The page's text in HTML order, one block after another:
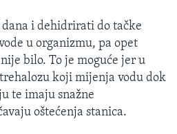
i dehidrirati do tačke
u organizmu, pa opet
bilo. To je moguće jer u
koji mijenja vodu dok
te imaju snažne
oštećenja stanica.